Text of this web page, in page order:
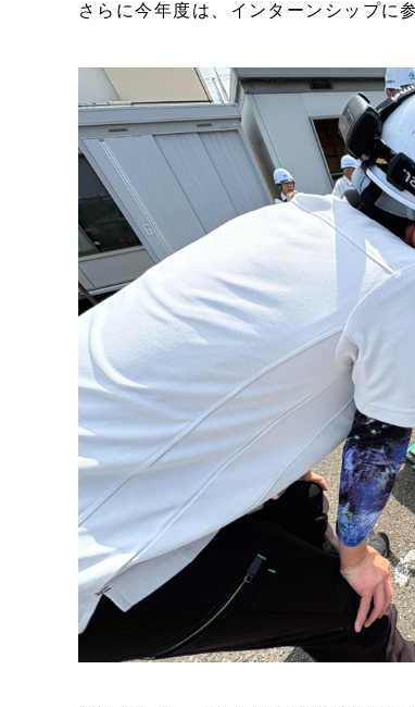
さらに今年度は、インターンシップに